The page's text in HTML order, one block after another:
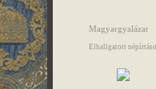
Magyargyalázat
Elhallgatott